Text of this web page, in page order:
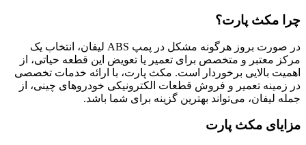
چرا مکث پارت؟
در صورت بروز هرگونه مشکل در پمپ ABS لیفان، انتخاب یک
مرکز معتبر و متخصص برای تعمیر یا تعویض این قطعه حیاتی، از
اهمیت بالایی برخوردار است. مکث پارت، با ارائه خدمات تخصصی
در زمینه تعمیر و فروش قطعات الکترونیکی خودروهای چینی، از
جمله لیفان، می‌تواند بهترین گزینه برای شما باشد.
مزایای مکث پارت